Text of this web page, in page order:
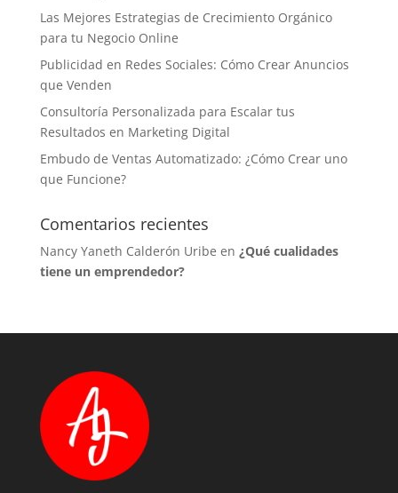
Las Mejores Estrategias de Crecimiento Orgánico
para tu Negocio Online
Publicidad en Redes Sociales: Cómo Crear Anuncios
que Venden
Consultoría Personalizada para Escalar tus
Resultados en Marketing Digital
Embudo de Ventas Automatizado: ¿Cómo Crear uno
que Funcione?
Comentarios recientes
Nancy Yaneth Calderón Uribe en ¿Qué cualidades
tiene un emprendedor?